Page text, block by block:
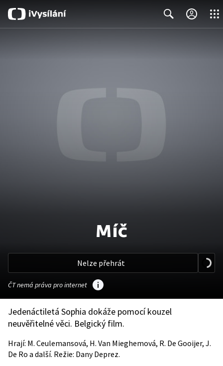
Míč
Nelze přehrát
ČT nemá práva pro internet
Jedenáctiletá Sophia dokáže pomocí kouzel
neuvěřitelné věci. Belgický film.
Hrají: M. Ceulemansová, H. Van Mieghemová, R. De Gooijer, J.
De Ro a další. Režie: Dany Deprez.